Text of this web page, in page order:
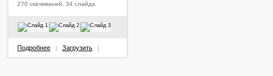
270 скачиваний, 34 слайда
Подробнее Загрузить